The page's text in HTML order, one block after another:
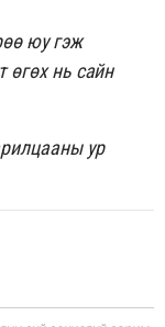
юу гэж
өгөх нь сайн
ур